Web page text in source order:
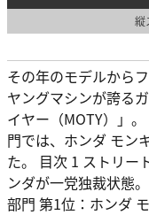
縦
その年のモデルから
ヤングマシンが誇る
イヤー（MOTY）」
門では、ホンダ モン
た。 目次 1 ストリー
ンダが一党独裁状態
部門 第1位：ホンダ